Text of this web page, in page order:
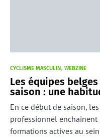
CYCLISME MASCULIN WEBZINE
Les équipes
saison : une
En ce début de saison,
professionnel enchaînent
formations actives au